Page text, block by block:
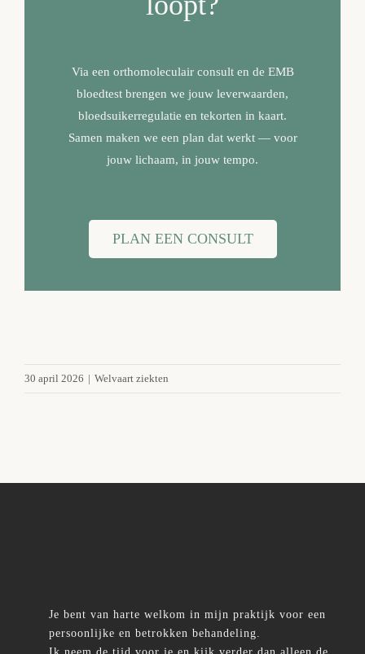
Via een orthomoleculair consult en de EMB
bloedtest brengen we jouw leverwaarden,
bloedsuikerregulatie en tekorten in kaart.
Samen maken we een plan dat werkt — voor
jouw lichaam, in jouw tempo.
PLAN EEN CONSULT
30 april 2026 | Welvaart ziekten
Je bent van harte welkom in mijn praktijk voor een
persoonlijke en betrokken behandeling.